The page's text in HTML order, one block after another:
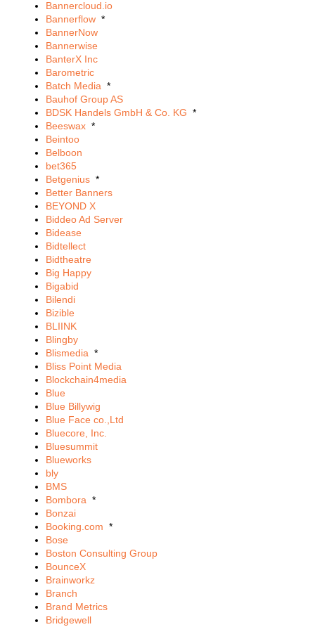
Bannercloud.io
Bannerflow *
BannerNow
Bannerwise
BanterX Inc
Barometric
Batch Media *
Bauhof Group AS
BDSK Handels GmbH & Co. KG *
Beeswax *
Beintoo
Belboon
bet365
Betgenius *
Better Banners
BEYOND X
Biddeo Ad Server
Bidease
Bidtellect
Bidtheatre
Big Happy
Bigabid
Bilendi
Bizible
BLIINK
Blingby
Blismedia *
Bliss Point Media
Blockchain4media
Blue
Blue Billywig
Blue Face co.,Ltd
Bluecore, Inc.
Bluesummit
Blueworks
bly
BMS
Bombora *
Bonzai
Booking.com *
Bose
Boston Consulting Group
BounceX
Brainworkz
Branch
Brand Metrics
Bridgewell